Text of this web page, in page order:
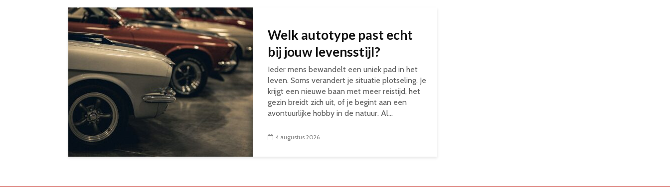
Welk autotype past echt
bij jouw levensstijl?
Ieder mens bewandelt een uniek pad in het
leven. Soms verandert je situatie plotseling. Je
krijgt een nieuwe baan met meer reistijd, het
gezin breidt zich uit, of je begint aan een
avontuurlijke hobby in de natuur. Al...
4 augustus 2026